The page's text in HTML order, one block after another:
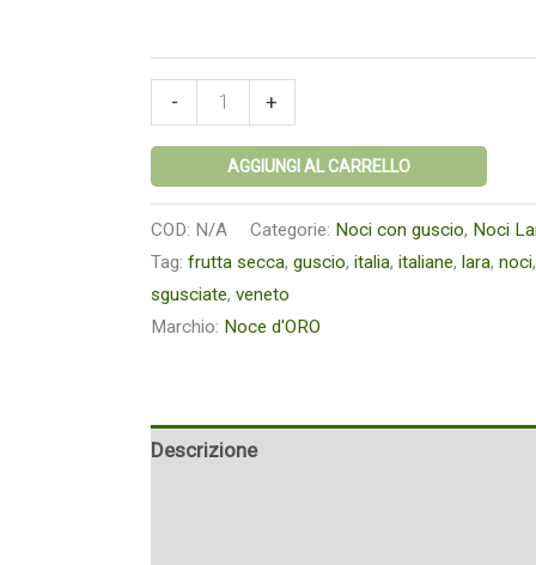
- +
AGGIUNGI AL CARRELLO
COD: N/A Categorie: Noci con guscio, Noci
Tag:frutta secca,guscio,italia,italiane,lara,noci,
sgusciate,veneto
Marchio: Noce d'ORO
Descrizione